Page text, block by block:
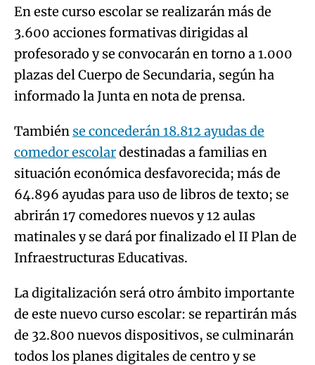
En este curso escolar se realizarán más de
3.600 acciones formativas dirigidas al
profesorado y se convocarán en torno a 1.000
plazas del Cuerpo de Secundaria, según ha
informado la Junta en nota de prensa.
También se concederán 18.812 ayudas de
comedor escolardestinadas a familias en
situación económica desfavorecida; más de
64.896 ayudas para uso de libros de texto; se
abrirán 17 comedores nuevos y 12 aulas
matinales y se dará por finalizado el II Plan de
Infraestructuras Educativas.
La digitalización será otro ámbito importante
de este nuevo curso escolar: se repartirán más
de 32.800 nuevos dispositivos, se culminarán
todos los planes digitales de centro y se